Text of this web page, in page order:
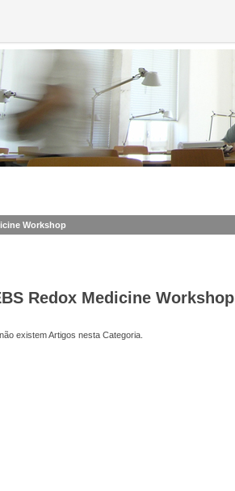
Workshop
Redox Medicine Workshop
existem Artigos nesta Categoria.